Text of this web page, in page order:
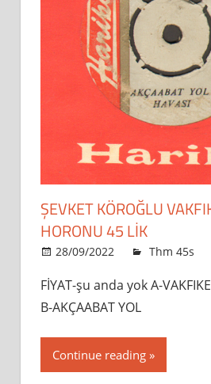
ŞEVKET KÖROĞLU
HORONU 45 LİK
28/09/2022 admin
Thm 45s
FİYAT-şu anda yok A-
B-AKÇAABAT YOL
Continue reading